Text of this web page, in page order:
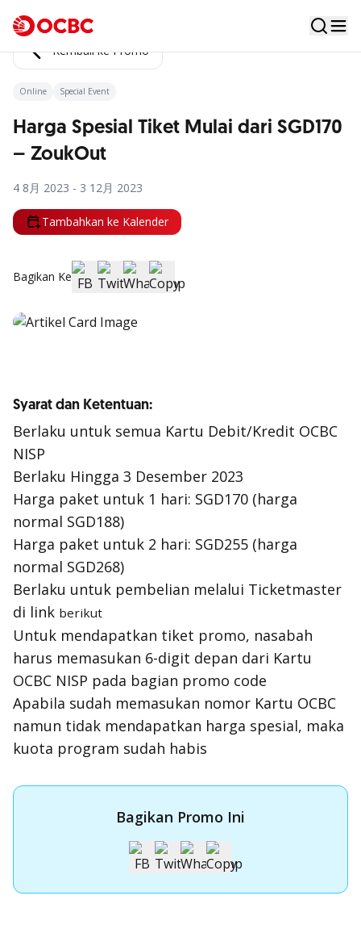
Kembali ke Promo
Online Special Event
Harga Spesial Tiket Mulai dari SGD170
– ZoukOut
4 8月 2023 - 3 12月 2023
Tambahkan ke Kalender
Bagikan Ke
Syarat dan Ketentuan:
Berlaku untuk semua Kartu Debit/Kredit OCBC
NISP
Berlaku Hingga 3 Desember 2023
Harga paket untuk 1 hari: SGD170 (harga
normal SGD188)
Harga paket untuk 2 hari: SGD255 (harga
normal SGD268)
Berlaku untuk pembelian melalui Ticketmaster
di link berikut
Untuk mendapatkan tiket promo, nasabah
harus memasukan 6-digit depan dari Kartu
OCBC NISP pada bagian promo code
Apabila sudah memasukan nomor Kartu OCBC
namun tidak mendapatkan harga spesial, maka
kuota program sudah habis
Bagikan Promo Ini
Apply Kartu Kredit OCBC NISP